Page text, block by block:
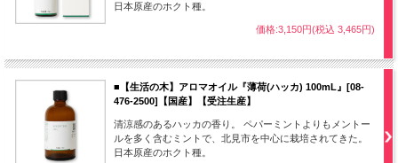
日本原産のホクト種。
価格:3,150円(税込 3,465円)
■【生活の木】アロマオイル『薄荷(ハッカ) 100mL』[08-
476-2500]【国産】【受注生産】
清涼感のあるハッカの香り。 ペパーミントよりもメントー
ルを多く含むミントで、北見市を中心に栽培されてきた。
日本原産のホクト種。